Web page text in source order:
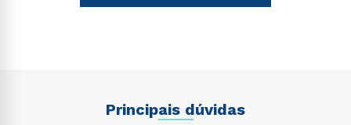
Principais dúvidas